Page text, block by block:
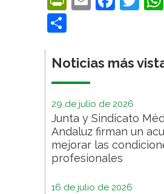
Noticias más
29 de julio de 2026
Junta y Sindicato
Andaluz firman un
mejorar las
profesionales
16 de julio de 2026